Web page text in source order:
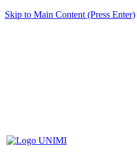
Skip to Main Content (Press Enter)